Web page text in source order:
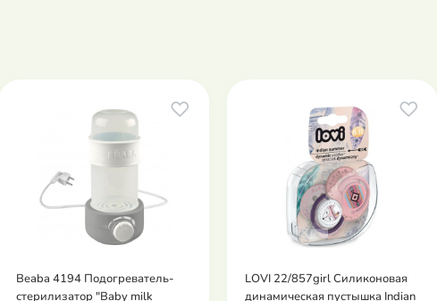
Beaba 4194 Подогреватель-
стерилизатор "Baby milk
LOVI 22/857girl Силиконовая
динамическая пустышка Indian